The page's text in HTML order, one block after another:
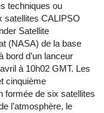
techniques ou
satellites CALIPSO
Satellite
(NASA) de la base
bord d’un lanceur
à 10h02 GMT. Les
cinquième
formée de six satellites
l’atmosphère, le